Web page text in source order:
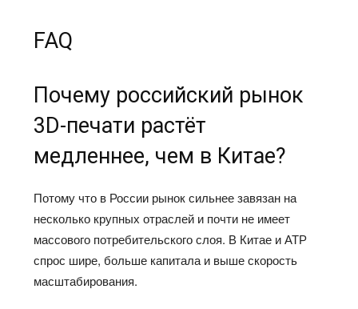
FAQ
Почему российский рынок
3D-печати растёт
медленнее, чем в Китае?
Потому что в России рынок сильнее завязан на
несколько крупных отраслей и почти не имеет
массового потребительского слоя. В Китае и АТР
спрос шире, больше капитала и выше скорость
масштабирования.